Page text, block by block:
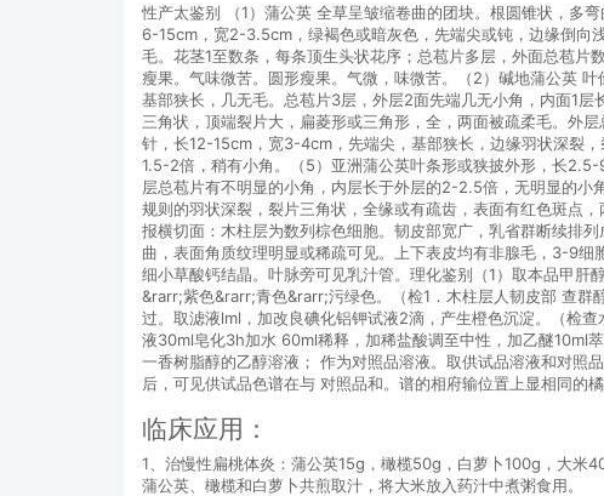
性产太鉴别 （1）蒲公英 全草呈皱缩卷曲的团块。根圆锥状，多
6-15cm，宽2-3.5cm，绿褐色或暗灰色，先端尖或钝，边缘倒向
毛。花茎1至数条，每条顶生头状花序；总苞片多层，外面总苞
瘦果。气味微苦。圆形瘦果。气微，味微苦。（2）碱地蒲公英
基部狭长，几无毛。总苞片3层，外层2面先端几无小角，内面1
三角状，顶端裂片大，扁菱形或三角形，全，两面被疏柔毛。外
针，长12-15cm，宽3-4cm，先端尖，基部狭长，边缘羽状深裂
1.5-2倍，稍有小角。（5）亚洲蒲公英叶条形或狭披外形，长
层总苞片有不明显的小角，内层长于外层的2-2.5倍，无明显的
规则的羽状深裂，裂片三角状，全缘或有疏齿，表面有红色斑点
报横切面：木柱层为数列棕色细胞。韧皮部宽广，乳省群断续排
曲，表面角质纹理明显或稀疏可见。上下表皮均有非腺毛，3-9
细小草酸钙结晶。叶脉旁可见乳汁管。理化鉴别（1）取本品甲
&rarr;紫色&rarr;青色&rarr;污绿色。（检1．木柱层人韧皮部 查
过。取滤液lml，加改良碘化铝钾试液2滴，产生橙色沉淀。（检
液30ml皂化3h加水 60ml稀释，加稀盐酸调至中性，加乙醚10ml
一香树脂醇的乙醇溶液； 作为对照品溶液。取供试品溶液和对照
后，可见供试品色谱在与 对照品和。谱的相府输位置上显相同的橘
临床应用：
1、治慢性扁桃体炎：蒲公英15g，橄榄50g，白萝卜100g，大米
蒲公英、橄榄和白萝卜共煎取汁，将大米放入药汁中煮粥食用。